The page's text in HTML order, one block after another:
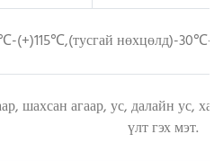
(+)115℃,(тусгай нөхцөлд)-30℃-
шахсан агаар, ус, далайн ус,
үлт гэх мэт.